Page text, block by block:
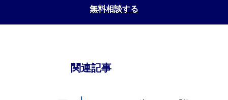
無料相談する
関連記事